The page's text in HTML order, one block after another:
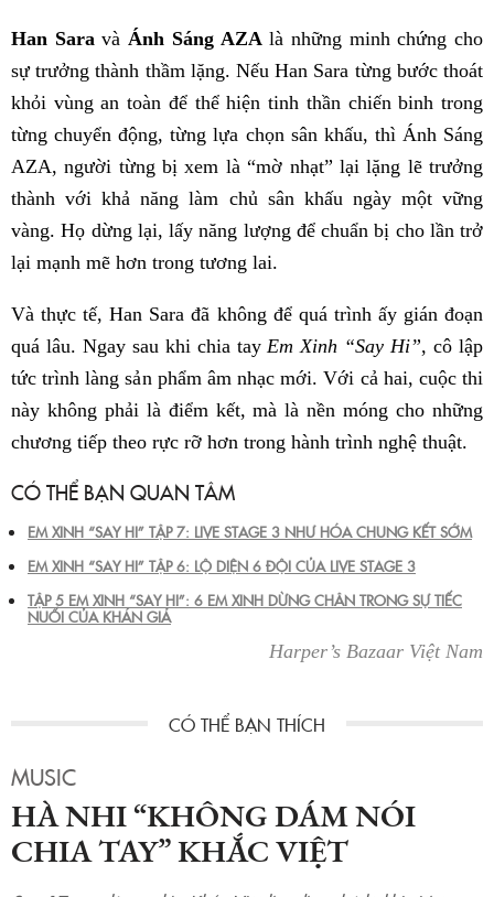
Han Saravà Ánh Sáng AZAlà những minh chứng cho
sự trưởng thành thầm lặng. Nếu Han Sara từng bước thoát
khỏi vùng an toàn để thể hiện tinh thần chiến binh trong
từng chuyển động, từng lựa chọn sân khấu, thì Ánh Sáng
AZA, người từng bị xem là “mờ nhạt” lại lặng lẽ trưởng
thành với khả năng làm chủ sân khấu ngày một vững
vàng. Họ dừng lại, lấy năng lượng để chuẩn bị cho lần trở
lại mạnh mẽ hơn trong tương lai.
Và thực tế, Han Sara đã không để quá trình ấy gián đoạn
quá lâu. Ngay sau khi chia tayEm Xinh “Say Hi”, cô lập
tức trình làng sản phẩm âm nhạc mới. Với cả hai, cuộc thi
này không phải là điểm kết, mà là nền móng cho những
chương tiếp theo rực rỡ hơn trong hành trình nghệ thuật.
CÓ THỂ BẠN QUAN TÂM
EM XINH “SAY HI” TẬP 7: LIVE STAGE 3 NHƯ HÓA CHUNG KẾT SỚM
EM XINH “SAY HI” TẬP 6: LỘ DIỆN 6 ĐỘI CỦA LIVE STAGE 3
TẬP 5 EM XINH “SAY HI”: 6 EM XINH DỪNG CHÂN TRONG SỰ TIẾC
NUỐI CỦA KHÁN GIẢ
Harper’s Bazaar Việt Nam
MUSIC
HÀ NHI “KHÔNG DÁM NÓI
CHIA TAY” KHẮC VIỆT